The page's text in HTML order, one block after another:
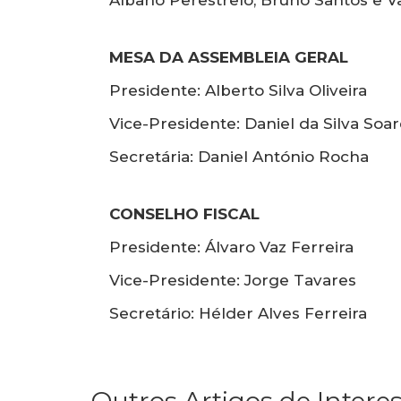
MESA DA ASSEMBLEIA GERAL
Presidente: Alberto Silva Oliveira
Vice-Presidente: Daniel da Silva
Secretária: Daniel António Rocha
CONSELHO FISCAL
Presidente: Álvaro Vaz Ferreira
Vice-Presidente: Jorge Tavares
Secretário: Hélder Alves Ferreira